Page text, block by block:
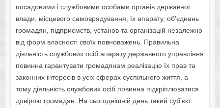
посадовими і службовими особами органів державної
влади, місцевого самоврядування, їх апарату, об’єднань
громадян, підприємств, установ та організацій незалежно
від форм власності своїх повноважень. Правильна
діяльність службових осіб апарату державного управління
повинна гарантувати громадянам реалізацію їх прав та
законних інтересів в усіх сферах суспільного життя, а
тому діяльність службових осіб повинна підкріплюватися
довірою громадян. На сьогоднішній день такий суб’єкт